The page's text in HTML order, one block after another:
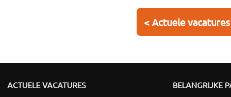
< Actuele vacatures
ACTUELE VACATURES BELANGRIJKE